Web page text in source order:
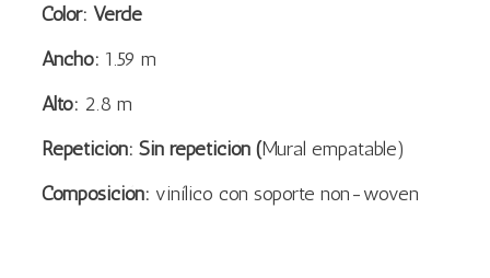
Color: Verde
Ancho: 1.59 m
Alto: 2.8 m
Repetición: Sin repetición (Mural empatable)
Composición: vinílico con soporte non-woven